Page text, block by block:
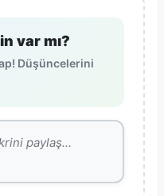
var mı?
Düşüncelerini